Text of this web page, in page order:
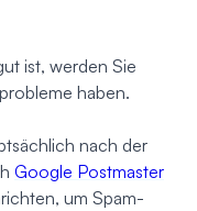
ist, werden Sie
haben.
nach der
Google Postmaster
um Spam-